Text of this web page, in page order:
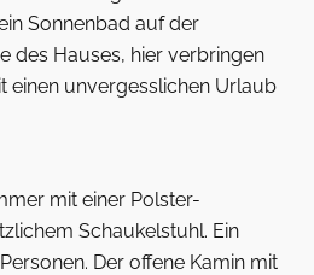
Sonnenbad auf der
des Hauses, hier verbringen
einen unvergesslichen Urlaub
mit einer Polster-
Schaukelstuhl. Ein
Der offene Kamin mit